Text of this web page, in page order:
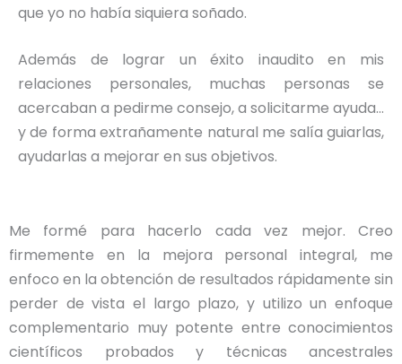
que yo no había siquiera soñado.
Además de lograr un éxito inaudito en mis
relaciones personales, muchas personas se
acercaban a pedirme consejo, a solicitarme ayuda…
y de forma extrañamente natural me salía guiarlas,
ayudarlas a mejorar en sus objetivos.
Me formé para hacerlo cada vez mejor. Creo
firmemente en la mejora personal integral, me
enfoco en la obtención de resultados rápidamente sin
perder de vista el largo plazo, y utilizo un enfoque
complementario muy potente entre conocimientos
científicos probados y técnicas ancestrales